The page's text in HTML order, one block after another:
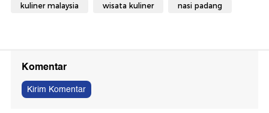
kuliner malaysia wisata kuliner nasi padang
Komentar
Kirim Komentar